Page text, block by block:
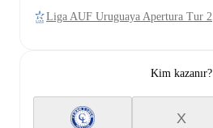
Liga AUF Uruguaya Apertura Tur 2
Kim kazanır?
X